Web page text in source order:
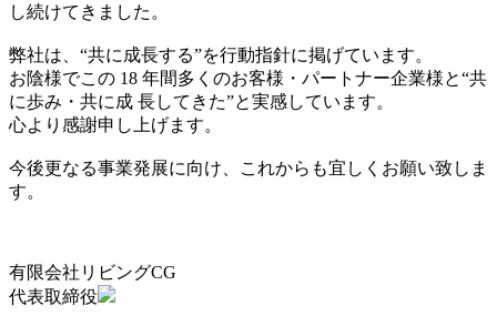
し続けてきました。
弊社は、“共に成長する”を行動指針に掲げています。
お陰様でこの 18 年間多くのお客様・パートナー企業様と“共
に歩み・共に成 長してきた”と実感しています。
心より感謝申し上げます。
今後更なる事業発展に向け、これからも宜しくお願い致しま
す。
有限会社リビングCG
代表取締役